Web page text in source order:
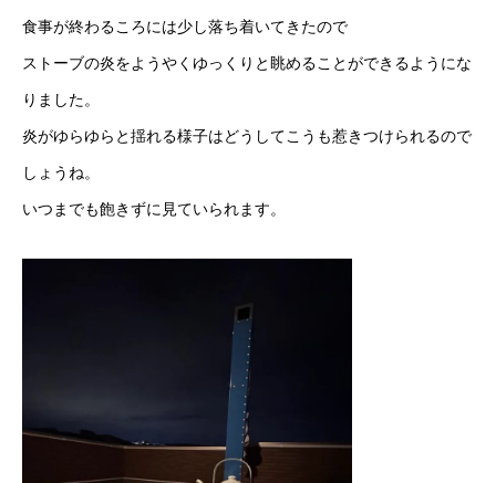
食事が終わるころには少し落ち着いてきたので
ストーブの炎をようやくゆっくりと眺めることができるようにな
りました。
炎がゆらゆらと揺れる様子はどうしてこうも惹きつけられるので
しょうね。
いつまでも飽きずに見ていられます。